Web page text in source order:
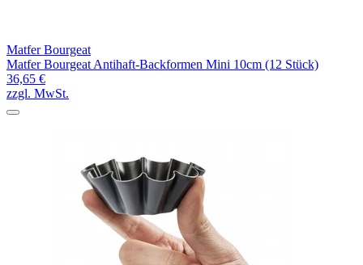
Matfer Bourgeat
Matfer Bourgeat Antihaft-Backformen Mini 10cm (12 Stück)
36,65 €
zzgl. MwSt.